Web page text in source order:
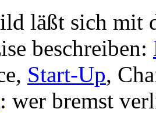
läßt sich mit
beschreiben:
Start-Up,
: wer bremst